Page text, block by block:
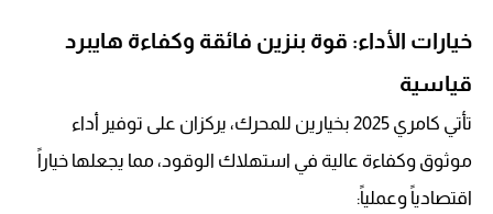
خيارات الأداء: قوة بنزين فائقة وكفاءة هايبرد
قياسية
تأتي كامري 2025 بخيارين للمحرك، يركزان على توفير أداء
موثوق وكفاءة عالية في استهلاك الوقود، مما يجعلها خياراً
اقتصادياً وعملياً: